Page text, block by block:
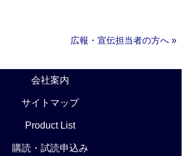
広報・宣伝担当者の方へ »
会社案内
サイトマップ
Product List
購読・試読申込み